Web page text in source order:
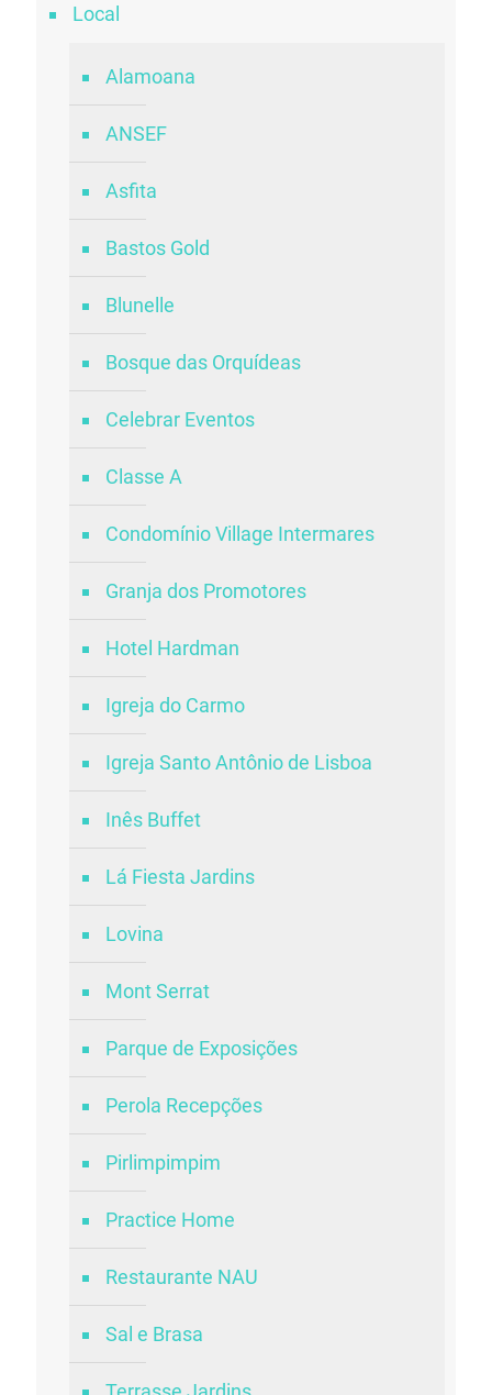
Local
Alamoana
ANSEF
Asfita
Bastos Gold
Blunelle
Bosque das Orquídeas
Celebrar Eventos
Classe A
Condomínio Village Intermares
Granja dos Promotores
Hotel Hardman
Igreja do Carmo
Igreja Santo Antônio de Lisboa
Inês Buffet
Lá Fiesta Jardins
Lovina
Mont Serrat
Parque de Exposições
Perola Recepções
Pirlimpimpim
Practice Home
Restaurante NAU
Sal e Brasa